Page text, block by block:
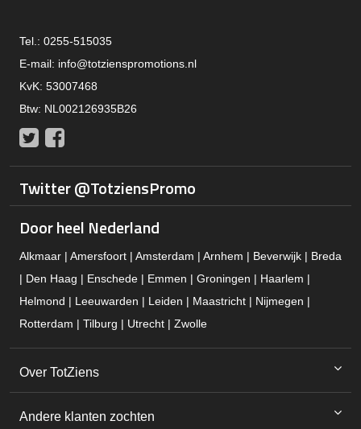
Tel.: 0255-515035
E-mail: info@totzienspromotions.nl
KvK: 53007468
Btw: NL002126935B26
Twitter
Twitter @TotziensPromo
Door heel Nederland
Alkmaar | Amersfoort | Amsterdam | Arnhem | Beverwijk | Breda
| Den Haag | Enschede | Emmen | Groningen | Haarlem |
Helmond | Leeuwarden | Leiden | Maastricht | Nijmegen |
Rotterdam | Tilburg | Utrecht | Zwolle
Over TotZiens
Andere klanten zochten